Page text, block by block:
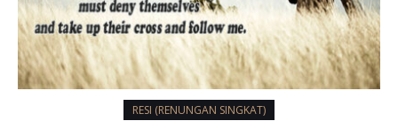
RESI (RENUNGAN SINGKAT)